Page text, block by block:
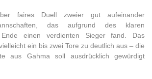
faires Duell zweier gut aufeinander
das aufgrund des klaren
einen verdienten Sieger fand. Das
ein bis zwei Tore zu deutlich aus – die
aus Gahma soll ausdrücklich gewürdigt